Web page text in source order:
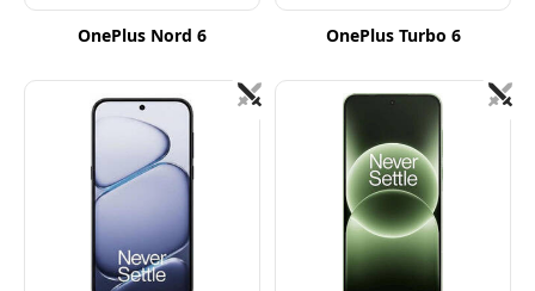
OnePlus Nord 6 OnePlus Turbo 6